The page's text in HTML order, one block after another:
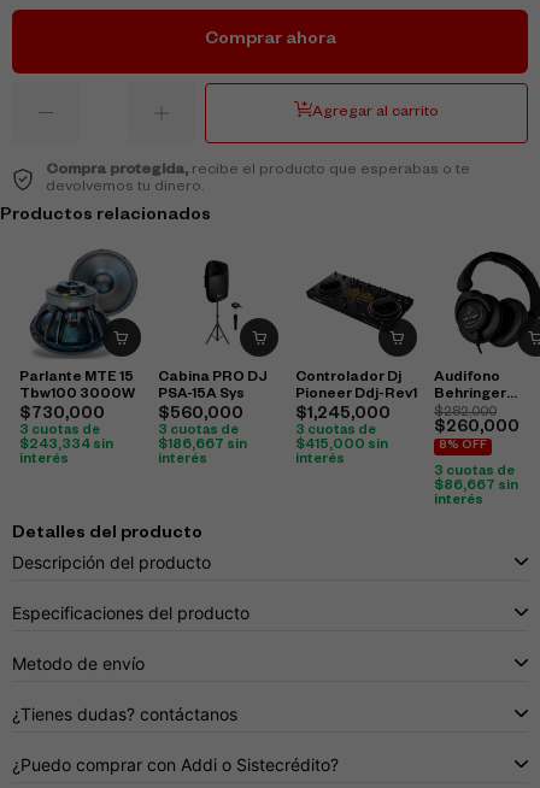
Comprar ahora
Agregar al carrito
Compra protegida,recibe el producto que esperabas o te
devolvemos tu dinero.
Productos relacionados
Parlante MTE 15
Tbw100 3000W
$ 730,000
3 cuotas de
$243,334 sin
interés
Cabina PRO DJ
PSA-15A Sys
$560,000
3 cuotas de
$186,667 sin
interés
Controlador Dj
Pioneer Ddj-Rev1
$1,245,000
3 cuotas de
$415,000 sin
interés
Audifono
Behringer
Hpx6000
$282,000
$260,000
8% OFF
3 cuotas de
$86,667 sin
interés
Detalles del producto
Descripción del producto
Especificaciones del producto
Metodo de envío
¿Tienes dudas? contáctanos
¿Puedo comprar con Addi o Sistecrédito?